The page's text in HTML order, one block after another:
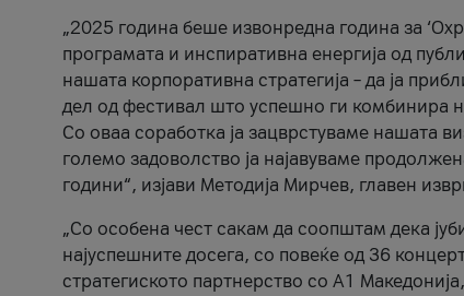
„2025 година беше извонредна година за
програмата и инспиративна енергија од
нашата корпоративна стратегија – да ја
дел од фестивал што успешно ги комбинира
Со оваа соработка ја зацврстуваме нашата
големо задоволство ја најавуваме
години“, изјави Методија Мирчев, главен
„Со особена чест сакам да соопштам дека
најуспешните досега, со повеќе од 36
стратегиското партнерство со А1